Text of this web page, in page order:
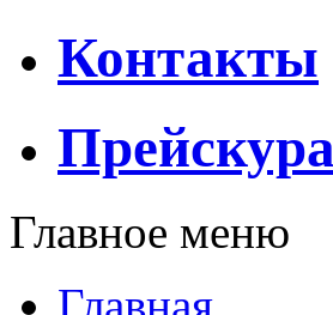
Контакты
Главное меню